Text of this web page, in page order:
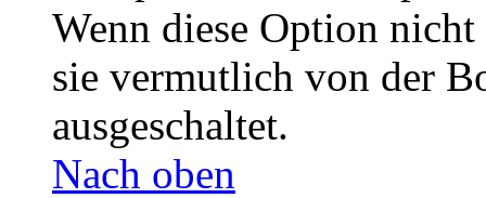
Wenn diese Option
sie vermutlich von der
ausgeschaltet.
Nach oben